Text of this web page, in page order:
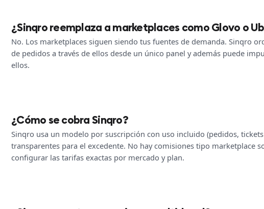
¿Sinqro reemplaza a marketplaces como Glovo o
No. Los marketplaces siguen siendo tus fuentes de demanda. Sinqro
de pedidos a través de ellos desde un único panel y además puede
ellos.
¿Cómo se cobra Sinqro?
Sinqro usa un modelo por suscripción con uso incluido (pedidos,
transparentes para el excedente. No hay comisiones tipo marketplace
configurar las tarifas exactas por mercado y plan.